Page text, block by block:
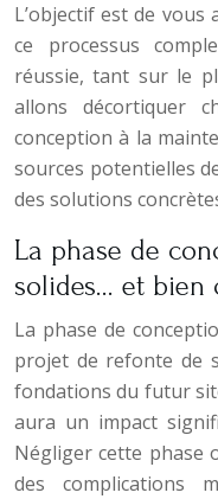
L’objectif est de vous
ce processus
réussie, tant sur le
allons décortiquer
conception à la
sources potentielles
des solutions
La phase de
solides… et bien
La phase de
projet de refonte de
fondations du futur
aura un impact
Négliger cette phase
des complications